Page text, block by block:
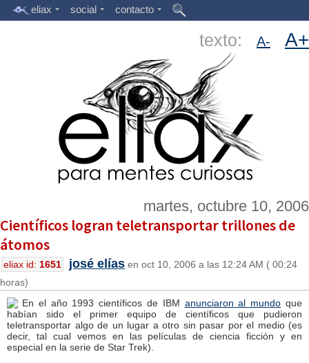
eliax social contacto
texto: A- A+
martes, octubre 10, 2006
Científicos logran teletransportar trillones de
átomos
eliax id: 1651 josé elías en oct 10, 2006 a las 12:24 AM ( 00:24
horas)
En el año 1993 científicos de IBM anunciaron al mundo que
habían sido el primer equipo de científicos que pudieron
teletransportar algo de un lugar a otro sin pasar por el medio (es
decir, tal cual vemos en las películas de ciencia ficción y en
especial en la serie de Star Trek).